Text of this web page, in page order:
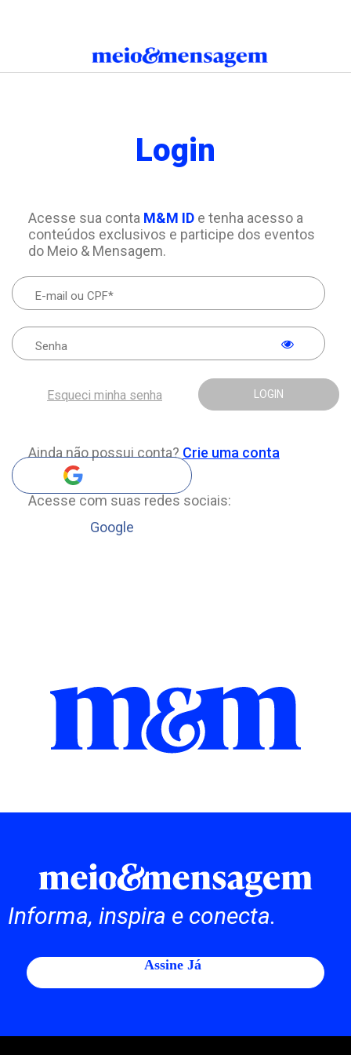
Login
Acesse sua conta M&M IDe tenha acesso a
conteúdos exclusivos e participe dos eventos
do Meio & Mensagem.
LOGIN
Esqueci minha senha
Ainda não possui conta? Crie uma conta
Acesse com suas redes sociais:
Google
Informa, inspira e conecta.
Assine Já